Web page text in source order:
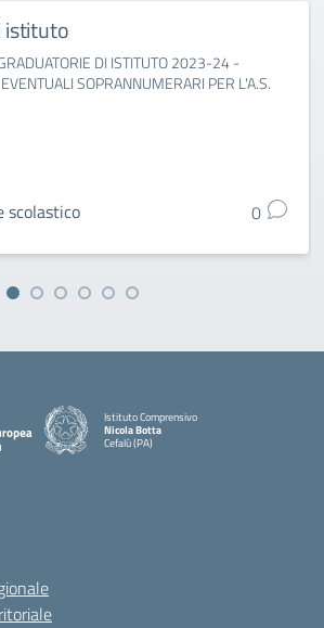
istituto
DI ISTITUTO 2023-24 -
SOPRANNUMERARI PER L'A.S.
scolastico 0
Istituto Comprensivo
Nicola Botta
Cefalù (PA)